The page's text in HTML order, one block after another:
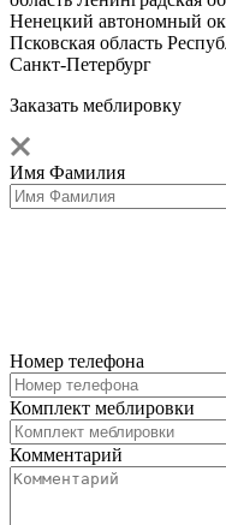
Ненецкий автономный
Псковская область
Санкт-Петербург
Заказать меблировку
Имя Фамилия
Номер телефона
Комплект меблировки
Комментарий